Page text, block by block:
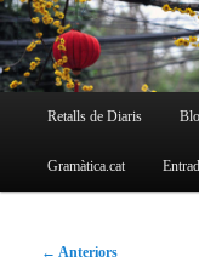
MenúRetalls de Diaris
Gramàtica.cat
Navegació
← Anteriors